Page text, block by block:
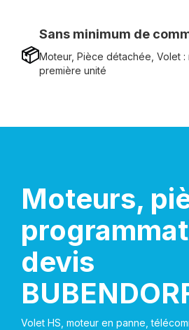
📦
Sans minimum de
Moteur, Pièce détachée, Volet :
première unité
Moteurs,
devis
Volet HS, moteur en panne,